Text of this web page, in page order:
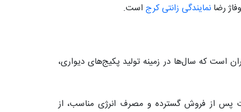
رضا نمایندگی زانتی کرج است.
است که سال‌ها در زمینه تولید پکیج‌های دیواری،
پس از فروش گسترده و مصرف انرژی مناسب، از